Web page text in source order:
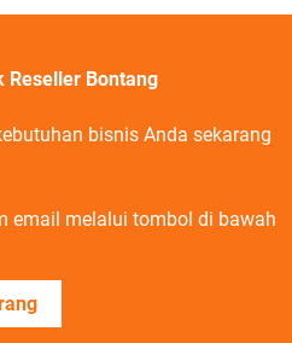
Reseller Bontang
bisnis Anda sekarang
email melalui tombol di bawah